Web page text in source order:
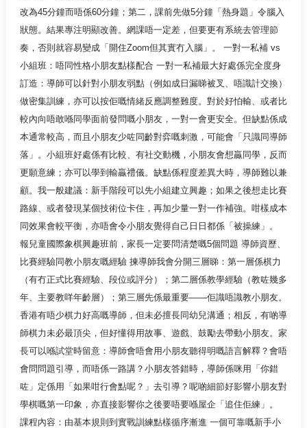
改為45分鐘而唔係60分鐘；第二，課前先做5分鐘「熱身題」令腦入
狀態。結果專注明顯改善。網課唔一定差，但要更有系統去管理節
奏，否則就容易變成「開住Zoom但其實冇入腦」。 一對一私補 vs
小組班：唔同性格小朋友點樣配合 一對一私補最大好處係完全度身
訂造：導師可以針對小朋友弱點（例如成日漏睇被叉、唔識計交換）
做密集訓練，亦可以按佢嘅情緒反應調整難度。對於好怕輸、或者比
較內向唔敢喺同學面前發問嘅小朋友，一對一會更安全。但缺點係成
本通常較高，而且小朋友少咗同齡對弈嘅刺激，可能會「只識同導師
落」。小組班好處係有比較、有社交動機，小朋友會想贏同學，反而
更願意練；亦可以學到輸贏禮儀。缺點係程度差異大時，導師難以兼
顧。我一般建議：新手階段可以先小組建立興趣；如果之後想走比賽
路線、或者發現某個技術位卡住，再加少量一對一作補強。咁樣成本
同效果會較平衡，亦唔會令小朋友覺得自己日日都係「被操練」。
報兒童國際象棋興趣班前，家長一定要問清楚嘅5個問題 導師資歷、
比賽經驗同教小朋友嘅經驗 揀導師我會分開三層睇：第一層係棋力
（有冇正式比賽經驗、段位或評分）；第二層係教學經驗（教咗幾多
年、主要教咩年齡層）；第三層先係最重要——佢識唔識教小朋友。
香港有唔少棋力好高嘅導師，但未必擅長同幼兒溝通；相反，有啲導
師棋力未必最頂尖，但好懂得用故事、遊戲、鼓勵去帶動小朋友。家
長可以喺試堂時留意：導師會唔會用小朋友聽得明嘅語言解釋？會唔
會問問題引導，而唔係一路講？小朋友答錯時，導師係咪用「你錯
咗」定係用「如果咁行會點呢？」去引導？呢啲細節好影響小朋友對
學棋嘅第一印象，亦直接影響你之後要唔要喺屋企「追住佢練」。
課程內容：由基本規則到實戰訓練點樣循序漸進 一個可靠嘅新手小